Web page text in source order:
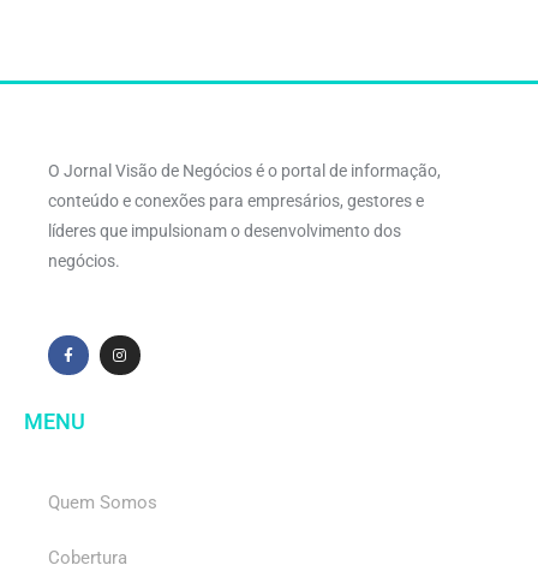
O Jornal Visão de Negócios é o portal de informação,
conteúdo e conexões para empresários, gestores e
líderes que impulsionam o desenvolvimento dos
negócios.
MENU
Quem Somos
Cobertura